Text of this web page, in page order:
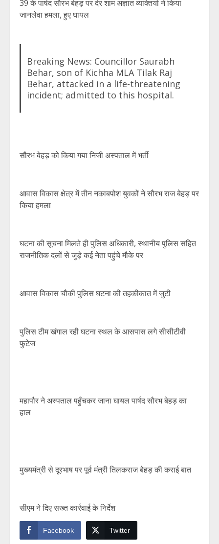
39 के पार्षद सौरभ बेहड़ पर देर शाम अज्ञात व्यक्तियों ने किया
जानलेवा हमला, हुए घायल
Breaking News: Councillor Saurabh
Behar, son of Kichha MLA Tilak Raj
Behar, attacked in a life-threatening
incident; admitted to this hospital.
सौरभ बेहड़ को किया गया निजी अस्पताल में भर्ती
आवास विकास क्षेत्र में तीन नकाबपोश युवकों ने सौरभ राज बेहड़ पर
किया हमला
घटना की सूचना मिलते ही पुलिस अधिकारी, स्थानीय पुलिस सहित
राजनीतिक दलों से जुड़े कई नेता पहुंचे मौके पर
आवास विकास चौकी पुलिस घटना की तहकीकात में जुटी
पुलिस टीम खंगाल रही घटना स्थल के आसपास लगे सीसीटीवी
फुटेज
महापौर ने अस्पताल पहुँचकर जाना घायल पार्षद सौरभ बेहड़ का
हाल
मुख्यमंत्री से दूरभाष पर पूर्व मंत्री तिलकराज बेहड़ की कराई बात
सीएम ने दिए सख्त कार्रवाई के निर्देश
Facebook Twitter